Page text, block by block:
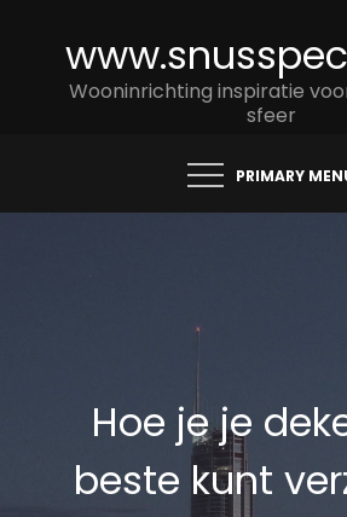
Wooninrichting inspiratie
sfeer
PRIMARY
Hoe je je
beste kunt